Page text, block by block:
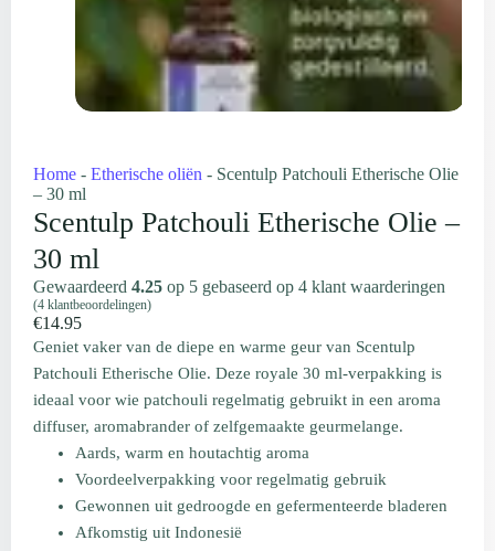
Home - Etherische oliën - Scentulp Patchouli Etherische Olie
– 30 ml
Scentulp Patchouli Etherische Olie –
30 ml
Gewaardeerd 4.25 op 5 gebaseerd op 4 klant waarderingen
(4 klantbeoordelingen)
€14.95
Geniet vaker van de diepe en warme geur van Scentulp
Patchouli Etherische Olie. Deze royale 30 ml-verpakking is
ideaal voor wie patchouli regelmatig gebruikt in een aroma
diffuser, aromabrander of zelfgemaakte geurmelange.
Aards, warm en houtachtig aroma
Voordeelverpakking voor regelmatig gebruik
Gewonnen uit gedroogde en gefermenteerde bladeren
Afkomstig uit Indonesië